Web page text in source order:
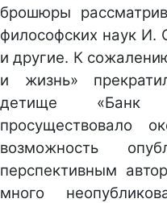
брошюры
философских наук И.
и другие. К
и жизнь»
детище «Банк
просуществовало
возможность
перспективным
много